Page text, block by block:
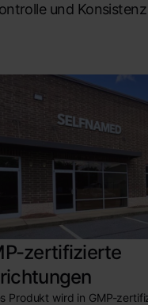
und
zertifizierte
Produkt wird in GMP-